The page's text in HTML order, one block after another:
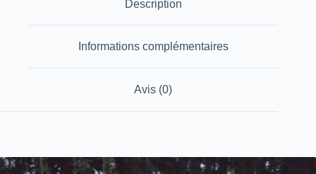
Description
Informations complémentaires
Avis (0)